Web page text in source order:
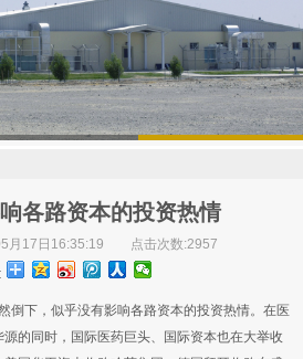
各路资本的投资热情
月17日16:35:19 点击次数:2957
下，似乎没有影响各路资本的投资热情。在医
的同时，国际医药巨头、国际资本也在大举收